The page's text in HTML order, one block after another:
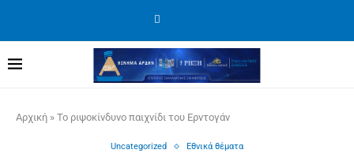
Αρχική » Το ριψοκίνδυνο παιχνίδι του Ερντογάν
Uncategorized Εθνικά θέματα